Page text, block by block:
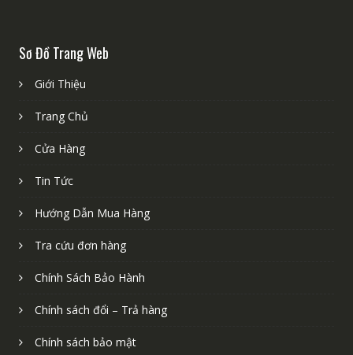
Sơ Đồ Trang Web
Giới Thiệu
Trang Chủ
Cửa Hàng
Tin Tức
Hướng Dẫn Mua Hàng
Tra cứu đơn hàng
Chính Sách Bảo Hành
Chính sách đổi – Trả hàng
Chính sách bảo mật